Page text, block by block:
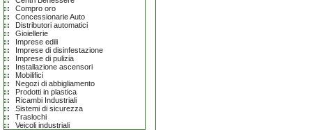
Compro oro
Concessionarie Auto
Distributori automatici
Gioiellerie
Imprese edili
Imprese di disinfestazione
Imprese di pulizia
Installazione ascensori
Mobilifici
Negozi di abbigliamento
Prodotti in plastica
Ricambi Industriali
Sistemi di sicurezza
Traslochi
Veicoli industriali